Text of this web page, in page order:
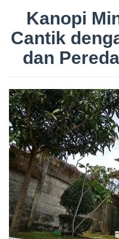
Kanopi
Cantik
dan